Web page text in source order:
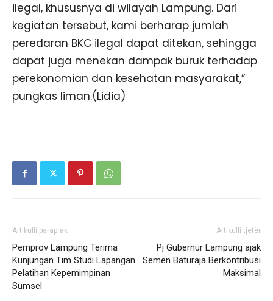
ilegal, khususnya di wilayah Lampung. Dari
kegiatan tersebut, kami berharap jumlah
peredaran BKC ilegal dapat ditekan, sehingga
dapat juga menekan dampak buruk terhadap
perekonomian dan kesehatan masyarakat,”
pungkas liman.(Lidia)
Artikulli paraprak
Pemprov Lampung Terima
Kunjungan Tim Studi Lapangan
Pelatihan Kepemimpinan
Sumsel
Artikulli tjetër
Pj Gubernur Lampung ajak
Semen Baturaja Berkontribusi
Maksimal